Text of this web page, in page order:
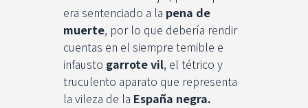
era sentenciado a la pena de
muerte, por lo que debería rendir
cuentas en el siempre temible e
infausto garrote vil, el tétrico y
truculento aparato que representa
la vileza de la España negra.